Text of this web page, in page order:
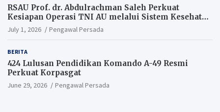
RSAU Prof. dr. Abdulrachman Saleh Perkuat
Kesiapan Operasi TNI AU melalui Sistem Kesehatan
Andal
July 1, 2026 Pengawal Persada
BERITA
424 Lulusan Pendidikan Komando A-49 Resmi
Perkuat Korpasgat
June 29, 2026 Pengawal Persada